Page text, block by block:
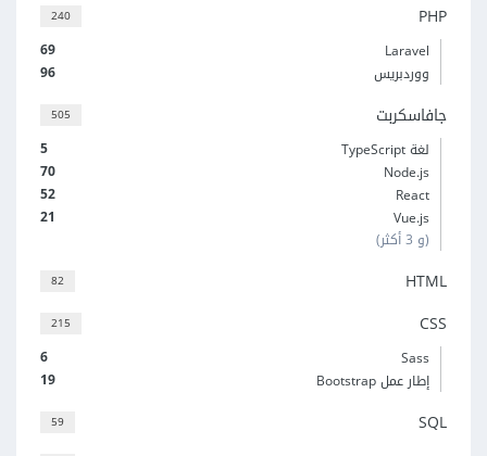
240 PHP
69
Laravel
96
ووردبريس
505 جافاسكربت
5
لغة TypeScript
70
Node.js
52
React
21
Vue.js
(و 3 أكثر)
82 HTML
215 CSS
6
Sass
19
إطار عمل Bootstrap
59 SQL